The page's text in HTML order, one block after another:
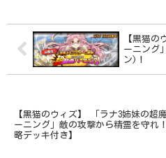
【黒猫の
ーニング
ン)！
【黒猫のウィズ】 「ラナ3姉妹の超
ーニング」敵の攻撃から精霊を守れ
略デッキ付き】